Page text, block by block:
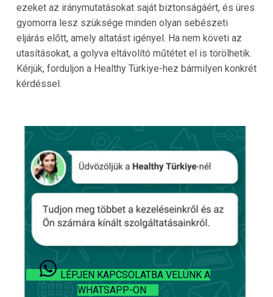
ezeket az iránymutatásokat saját biztonságáért, és üres
gyomorra lesz szüksége minden olyan sebészeti
eljárás előtt, amely altatást igényel. Ha nem követi az
utasításokat, a golyva eltávolító műtétet el is törölhetik.
Kérjük, forduljon a Healthy Türkiye-hez bármilyen konkrét
kérdéssel.
LÉPJEN KAPCSOLATBA VELÜNK A
WHATSAPP-ON